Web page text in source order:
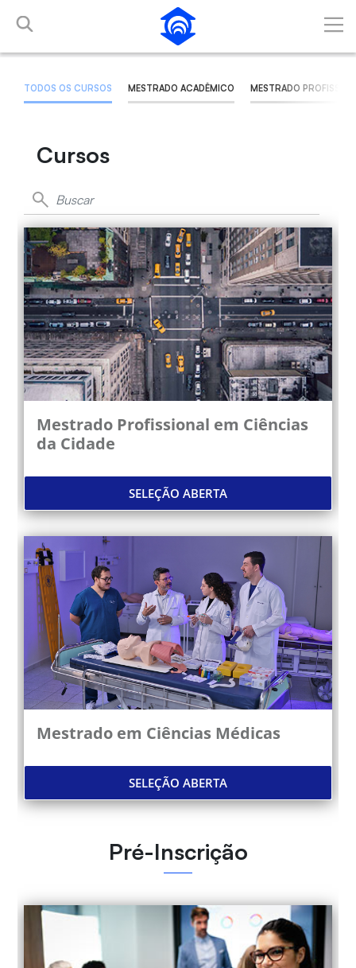
Pular para o Conteúdo principal
TODOS OS CURSOS MESTRADO ACADÊMICO MESTRADO
Cursos
Mestrado Profissional em Ciências
da Cidade
SELEÇÃO ABERTA
Mestrado em Ciências Médicas
SELEÇÃO ABERTA
Pré-Inscrição